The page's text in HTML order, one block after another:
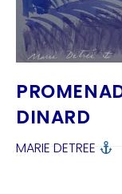
DINARD
MARIE DETREE